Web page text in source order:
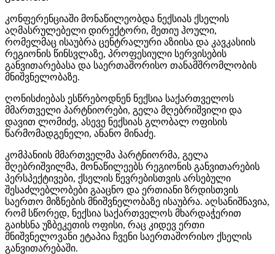
კონფერენციაში მონაწილეობდა ნექსიას ქსელის
აღმასრულებელი დირექტორი, მეთიუ ჰოული,
რომელმაც ისაუბრა ცენტრალური აზიისა და კავკასიის
რეგიონის წინსვლაზე, პროფესიული სერვისების
განვითარებასა და საერთაშორისო თანამშრომლობის
მნიშვნელობაზე.
ღონისძიებას ესწრებოდნენ ნექსია საქართველოს
მმართველი პარტნიორები, გელა მღებრიშვილი და
დავით ლომიძე, ასევე ნექსიას გლობალ ოფისის
წარმომადგენელი, ანანო მინაძე.
კომპანიის მმართველმა პარტნიორმა, გელა
მღებრიშვილმა, მონაწილეებს რეგიონის განვითარების
პერსპექტივები, ქსელის წევრებისთვის არსებული
შესაძლებლობები გააცნო და ერთიანი ზრდისთვის
საერთო მიზნების მნიშვნელობაზე ისაუბრა. აღსანიშნავია,
რომ სწორედ, ნექსია საქართველოს მხარდაჭერით
გაიხსნა უზბეკეთის ოფისი, რაც კიდევ ერთი
მნიშვნელოვანი ეტაპია ჩვენი საერთაშორისო ქსელის
განვითარებაში.